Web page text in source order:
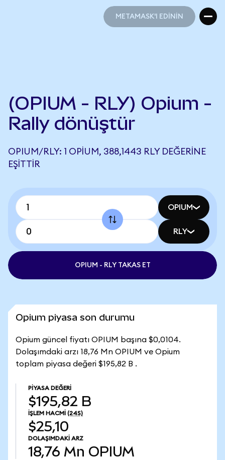
METAMASK'I EDİNİN
(OPIUM - RLY) Opium -
Rally dönüştür
OPIUM/RLY: 1 OPIUM, 388,1443 RLY DEĞERINE
EŞITTIR
OPIUM
RLY
OPIUM - RLY TAKAS ET
Opium piyasa son durumu
Opium güncel fiyatı OPIUM başına $0,0104.
Dolaşımdaki arzı 18,76 Mn OPIUM ve Opium
toplam piyasa değeri $195,82 B .
PIYASA DEĞERI
$195,82 B
İŞLEM HACMI (24S)
$25,10
DOLAŞIMDAKI ARZ
18,76 Mn OPIUM